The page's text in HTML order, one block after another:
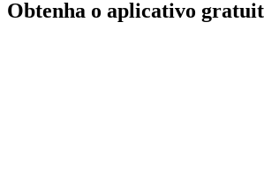
Obtenha o aplicativo